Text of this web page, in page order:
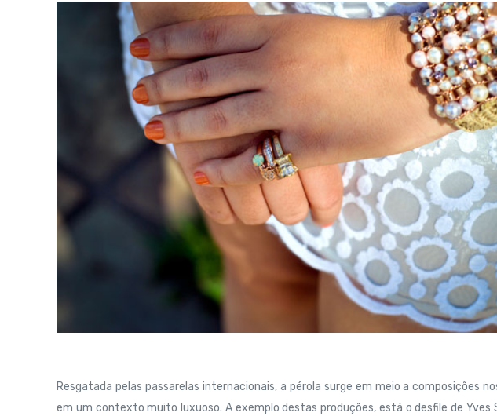
Resgatada pelas passarelas internacionais, a pérola surge em meio a composições
em um contexto muito luxuoso. A exemplo destas produções, está o desfile de Yves